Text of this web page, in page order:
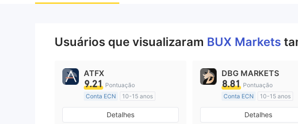
Usuários que visualizaram BUX Markets
ATFX
9.21 Pontuação
Conta ECN
10-15 anos
Austrália Regulamento
Market Marketing (MM)
Detalhes
DBG MARKETS
8.81 Pontuação
Conta ECN
10-15 anos
Austrália Regulamento
Market Marketing (MM)
Detalhes